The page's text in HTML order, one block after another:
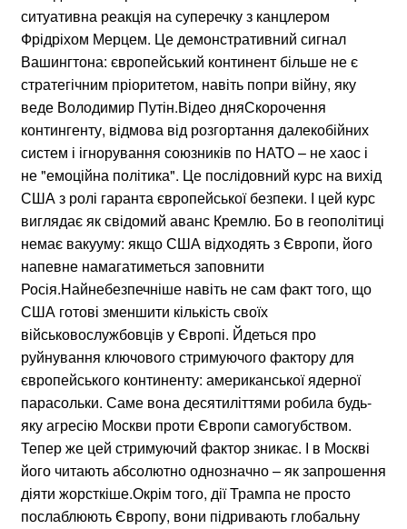
ситуативна реакція на суперечку з канцлером
Фрідріхом Мерцем. Це демонстративний сигнал
Вашингтона: європейський континент більше не є
стратегічним пріоритетом, навіть попри війну, яку
веде Володимир Путін.Відео дняСкорочення
контингенту, відмова від розгортання далекобійних
систем і ігнорування союзників по НАТО – не хаос і
не "емоційна політика". Це послідовний курс на вихід
США з ролі гаранта європейської безпеки. І цей курс
виглядає як свідомий аванс Кремлю. Бо в геополітиці
немає вакууму: якщо США відходять з Європи, його
напевне намагатиметься заповнити
Росія.Найнебезпечніше навіть не сам факт того, що
США готові зменшити кількість своїх
військовослужбовців у Європі. Йдеться про
руйнування ключового стримуючого фактору для
європейського континенту: американської ядерної
парасольки. Саме вона десятиліттями робила будь-
яку агресію Москви проти Європи самогубством.
Тепер же цей стримуючий фактор зникає. І в Москві
його читають абсолютно однозначно – як запрошення
діяти жорсткіше.Окрім того, дії Трампа не просто
послаблюють Європу, вони підривають глобальну